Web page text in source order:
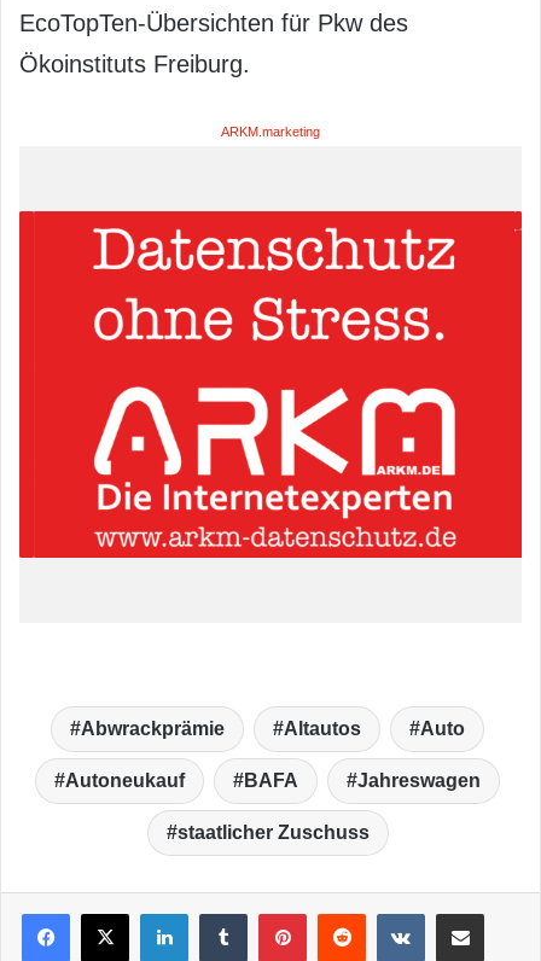
EcoTopTen-Übersichten für Pkw des
Ökoinstituts Freiburg.
ARKM.marketing
Abwrackprämie Altautos Auto
Autoneukauf BAFA Jahreswagen
staatlicher Zuschuss
LinkedIn VKontakte